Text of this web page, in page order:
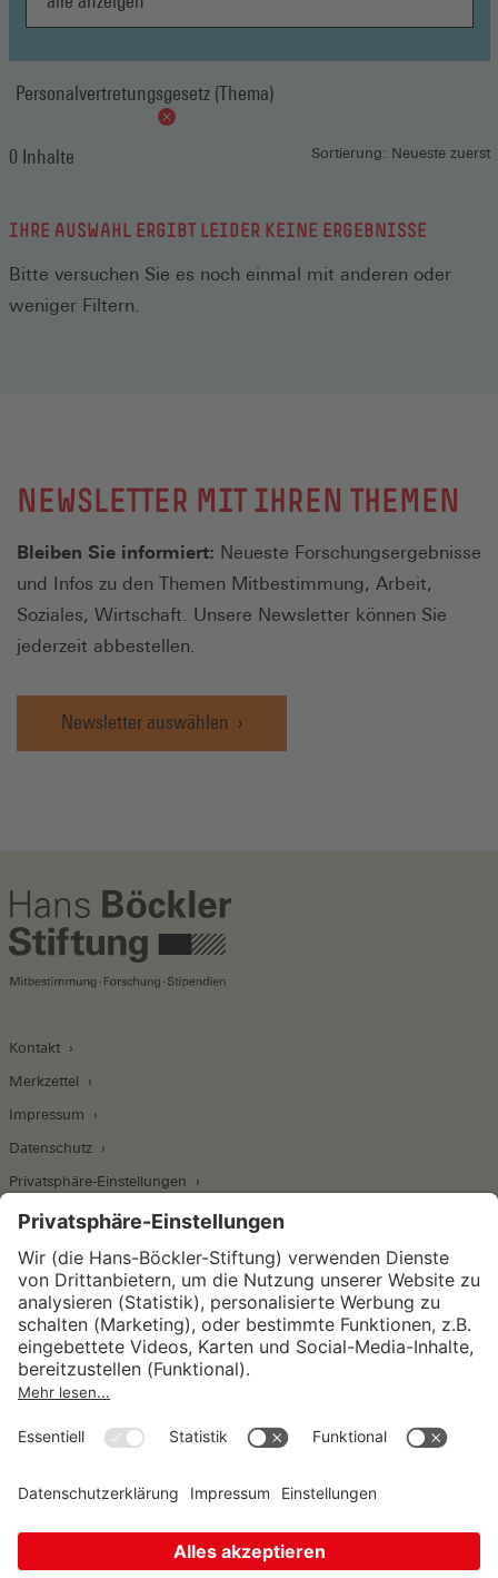
Personalvertretungsgesetz (Thema)
0 Inhalte Sortierung: Neueste zuerst
IHRE AUSWAHL ERGIBT LEIDER KEINE ERGEBNISSE
Bitte versuchen Sie es noch einmal mit anderen oder
weniger Filtern.
NEWSLETTER MIT IHREN THEMEN
Bleiben Sie informiert: Neueste Forschungsergebnisse
und Infos zu den Themen Mitbestimmung, Arbeit,
Soziales, Wirtschaft. Unsere Newsletter können Sie
jederzeit abbestellen.
Newsletter auswählen
Kontakt
Merkzettel
Impressum
Datenschutz
Privatsphäre-Einstellungen
Wirtschafts- und Sozialwissenschaftliches Institut
Institut für Makroökonomie und
Konjunkturforschung
Unternehmensführung